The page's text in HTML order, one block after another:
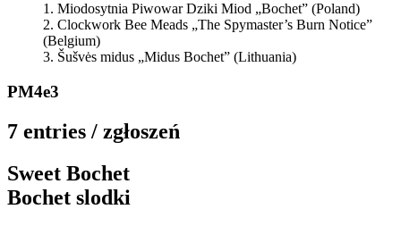
Miodosytnia Piwowar Dziki Miod „Bochet” (Poland)
Clockwork Bee Meads „The Spymaster’s Burn Notice”
(Belgium)
Šušvės midus „Midus Bochet” (Lithuania)
PM4e3
7 entries / zgłoszeń
Sweet Bochet
Bochet slodki